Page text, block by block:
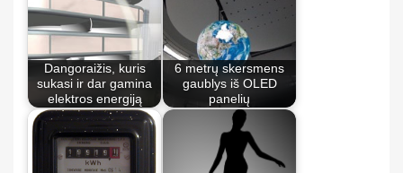
Dangoraižis, kuris
sukasi ir dar gamina
elektros energiją
6 metrų skersmens
gaublys iš OLED
panelių